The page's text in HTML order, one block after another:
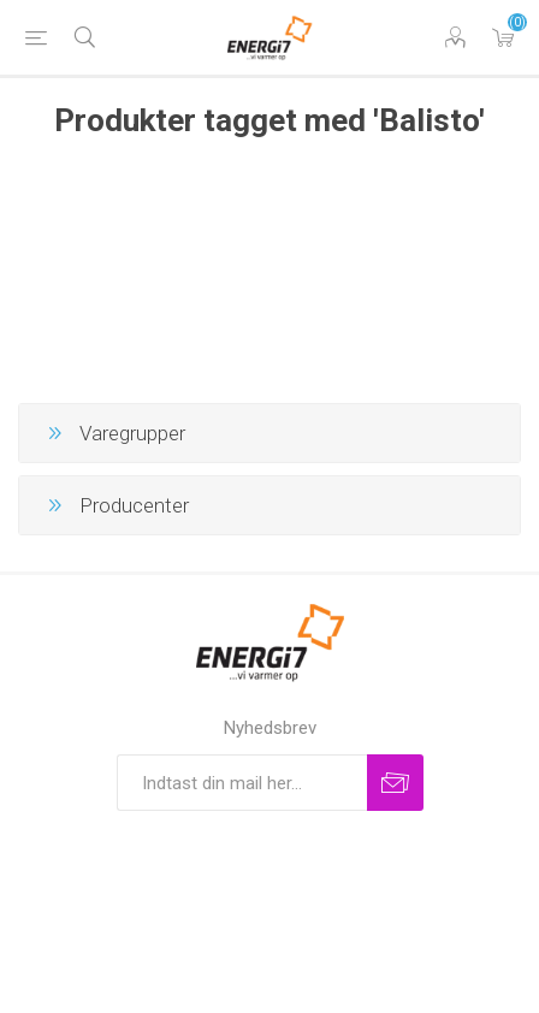
(0)
Produkter tagget med 'Balisto'
Varegrupper
Producenter
Nyhedsbrev